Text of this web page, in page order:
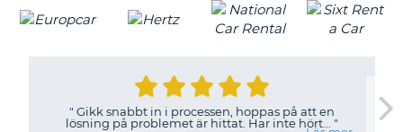
" Gikk snabbt in i processen, hoppas på att en
lösning på problemet är hittat. Har inte hört... "